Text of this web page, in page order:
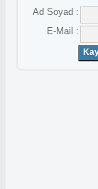
Ad Soyad :
E-Mail :